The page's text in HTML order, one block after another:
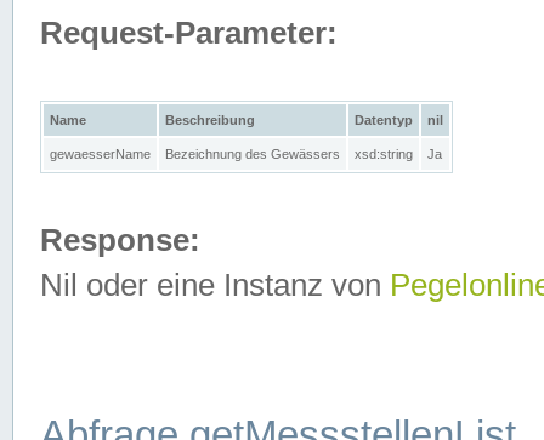
Request-Parameter:
Name Beschreibung Datentyp nil
gewaesserName Bezeichnung des Gewässers xsd:string Ja
Response:
Nil oder eine Instanz von